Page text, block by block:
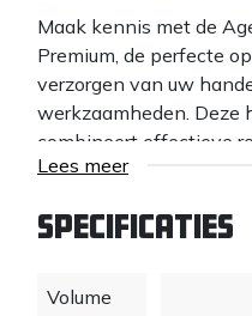
Maak kennis met de
Premium, de perfecte
verzorgen van uw
werkzaamheden. Deze
combineert effectieve
aangename geur,
Absorptie
Lees meer
Specificaties
Volume